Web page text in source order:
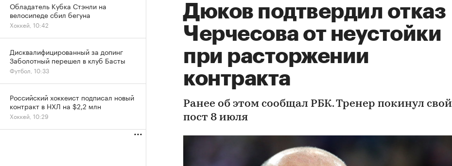
Дюков подтвердил отказ
Черчесова от неустойки
при расторжении
контракта
Ранее об этом сообщал РБК. Тренер покинул свой
пост 8 июля
Обладатель Кубка Стэнли на
велосипеде сбил бегуна
Хоккей, 10:42
Дисквалифицированный за допинг
Заболотный перешел в клуб Басты
Футбол, 10:33
Российский хоккеист подписал новый
контракт в НХЛ на $2,2 млн
Хоккей, 10:29